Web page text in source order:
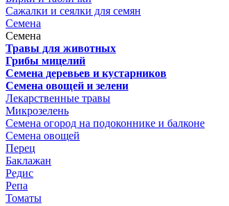
Сажалки и сеялки для семян
Семена
Семена
Травы для животных
Грибы мицелий
Семена деревьев и кустарников
Семена овощей и зелени
Лекарственные травы
Микрозелень
Семена огород на подоконнике и балконе
Семена овощей
Перец
Баклажан
Редис
Репа
Томаты